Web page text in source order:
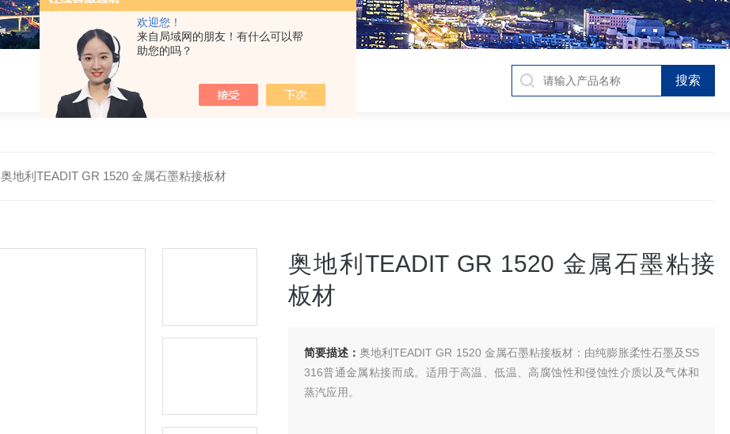
欢迎您！
来自局域网的朋友！有什么可以帮
助您的吗？
奥地利TEADIT GR 1520 金属石墨粘接板材
奥地利TEADIT GR 1520 金属石墨粘接
板材
简要描述：奥地利TEADIT GR 1520 金属石墨粘接板材：由纯膨胀柔性石墨及SS
316普通金属粘接而成。适用于高温、低温、高腐蚀性和侵蚀性介质以及气体和
蒸汽应用。